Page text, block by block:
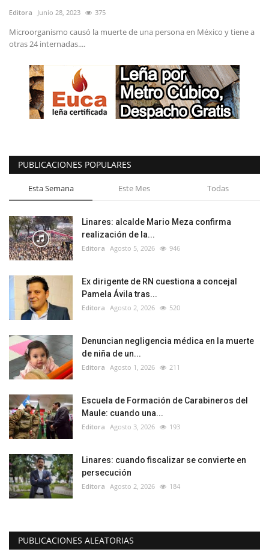
Editora Junio 28, 2023 375
Microorganismo causó la muerte de una persona en México y tiene a
otras 24 internadas....
PUBLICACIONES POPULARES
Esta Semana Este Mes Todas
Linares: alcalde Mario Meza confirma
realización de la...
Editora Agosto 5, 2026 946
Ex dirigente de RN cuestiona a concejal
Pamela Ávila tras...
Editora Agosto 2, 2026 520
Denuncian negligencia médica en la muerte
de niña de un...
Editora Agosto 1, 2026 211
Escuela de Formación de Carabineros del
Maule: cuando una...
Editora Agosto 3, 2026 193
Linares: cuando fiscalizar se convierte en
persecución
Editora Agosto 2, 2026 184
PUBLICACIONES ALEATORIAS